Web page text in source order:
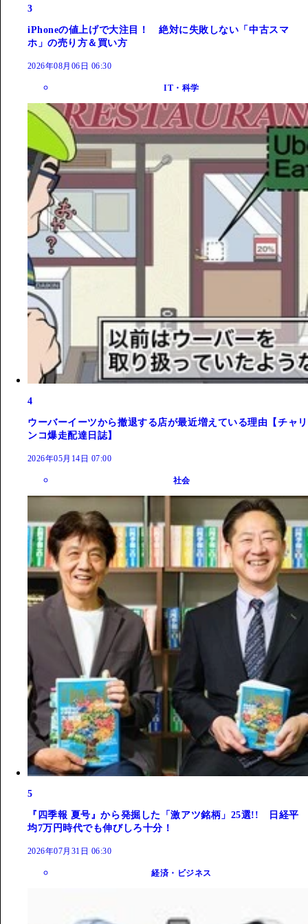
3
iPhoneの値上げで大注目！ 絶対に失敗しない「中古スマ
ホ」の売り方＆買い方
2026年08月06日 06:30
IT・科学
4
ウーバーイーツから撤退する店が最近増えている理由【チャリ
ンコ爆走配達日誌】
2026年05月14日 07:00
社会
5
『四季報 夏号』から発掘した「激アツ銘柄」25選!! 日経平
均7万円時代でも伸びしろ十分！
2026年07月31日 06:30
経済・ビジネス